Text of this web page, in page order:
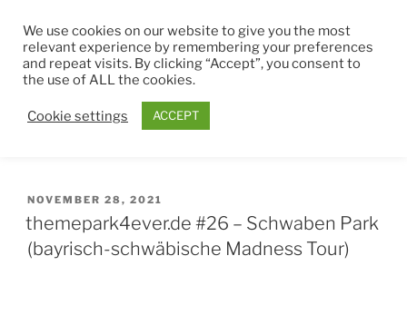
Inhalt
springen
THEMEPARK4EVER
VERÖFFENTLICHT
AM
NOVEMBER 28, 2021
themepark4ever.de #26 – Schwaben Park
(bayrisch-schwäbische Madness Tour)
We use cookies on our website to give you the most
relevant experience by remembering your preferences
and repeat visits. By clicking “Accept”, you consent to
the use of ALL the cookies.
Cookie settings ACCEPT